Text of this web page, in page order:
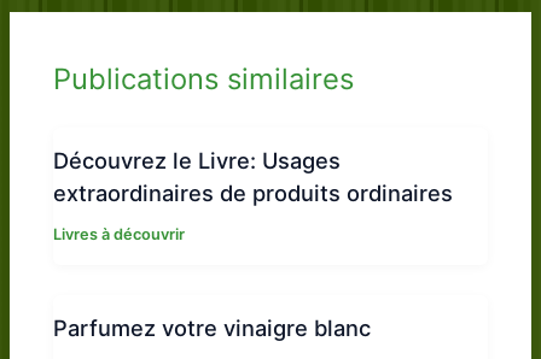
Publications similaires
Découvrez le Livre: Usages
extraordinaires de produits ordinaires
Livres à découvrir
Parfumez votre vinaigre blanc